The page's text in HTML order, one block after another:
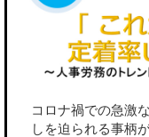
コロナ禍での急激
しを迫られる事柄